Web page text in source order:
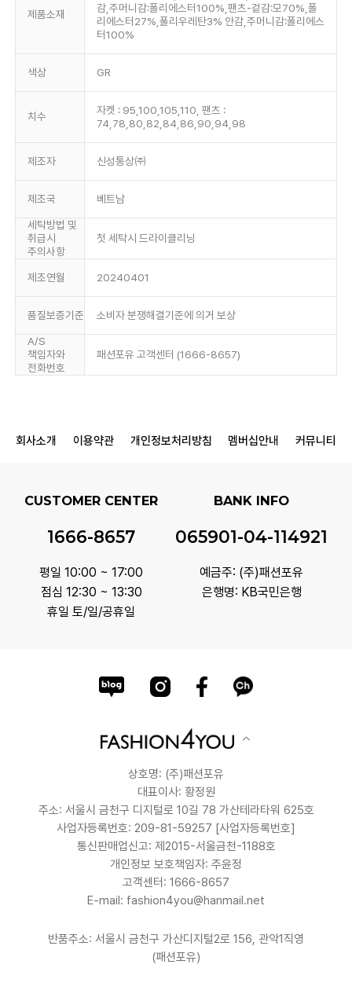
제품소재
감,주머니감:폴리에스터100%,팬츠-겉감:모70%,폴
리에스터27%,폴리우레탄3% 안감,주머니감:폴리에스
터100%
색상 GR
치수
자켓 : 95,100,105,110, 팬츠 :
74,78,80,82,84,86,90,94,98
제조자 신성통상㈜
제조국 베트남
세탁방법 및
취급시
주의사항
첫 세탁시 드라이클리닝
제조연월 20240401
품질보증기준 소비자 분쟁해결기준에 의거 보상
A/S
책임자와
전화번호
패션포유 고객센터 (1666-8657)
회사소개 이용약관 개인정보처리방침 멤버십안내 커뮤니티
CUSTOMER CENTER
1666-8657
평일 10:00 ~ 17:00
점심 12:30 ~ 13:30
휴일 토/일/공휴일
BANK INFO
065901-04-114921
예금주: (주)패션포유
은행명: KB국민은행
상호명: (주)패션포유
대표이사: 황정원
주소: 서울시 금천구 디지털로 10길 78 가산테라타워 625호
사업자등록번호: 209-81-59257 [사업자등록번호]
통신판매업신고: 제2015-서울금천-1188호
개인정보 보호책임자: 주윤정
고객센터: 1666-8657
E-mail: fashion4you@hanmail.net
반품주소: 서울시 금천구 가산디지털2로 156, 관악1직영
(패션포유)